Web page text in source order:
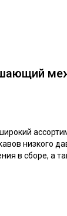
ПЛИТ
низкого
в сборе, а